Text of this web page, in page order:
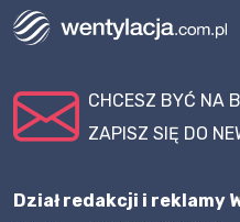
CHCESZ BYĆ NA
ZAPISZ SIĘ DO
Dział redakcji i reklamy